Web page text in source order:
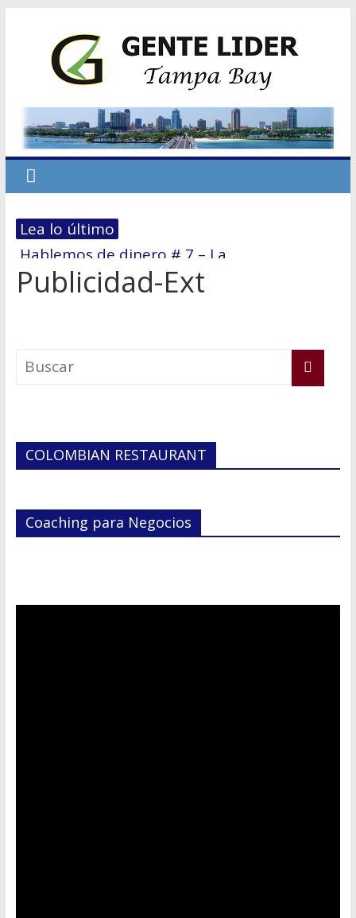
Lea lo último
Hablemos de dinero # 7 – La
reestructuración financiera: El 70/30
Hablemos de dinero Parte 6
Publicidad-Ext
COLOMBIAN RESTAURANT
Coaching para Negocios